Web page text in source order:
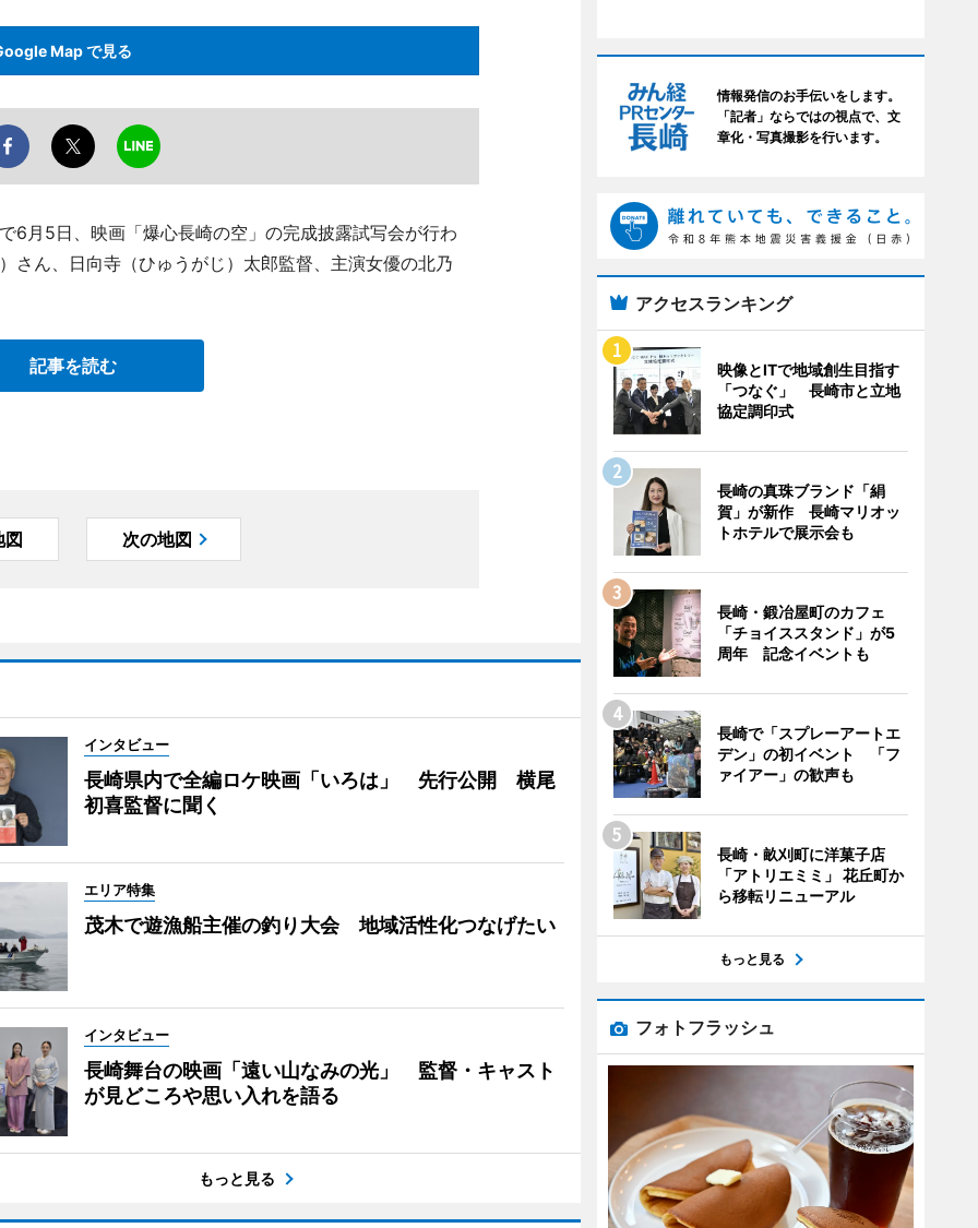
Map で見る
6月5日、映画「爆心長崎の空」の完成披露試写会が行わ
さん、日向寺（ひゅうがじ）太郎監督、主演女優の北乃
記事を読む
図 次の地図
インタビュー
長崎県内で全編ロケ映画「いろは」 先行公開 横尾
初喜監督に聞く
エリア特集
茂木で遊漁船主催の釣り大会 地域活性化つなげたい
インタビュー
長崎舞台の映画「遠い山なみの光」 監督・キャスト
が見どころや思い入れを語る
もっと見る
情報発信のお手伝いをします。
「記者」ならではの視点で、文
章化・写真撮影を行います。
アクセスランキング
映像とITで地域創生目指す
「つなぐ」 長崎市と立地
協定調印式
長崎の真珠ブランド「絹
賀」が新作 長崎マリオッ
トホテルで展示会も
長崎・鍛冶屋町のカフェ
「チョイススタンド」が5
周年 記念イベントも
長崎で「スプレーアートエ
デン」の初イベント 「フ
ァイアー」の歓声も
長崎・畝刈町に洋菓子店
「アトリエミミ」 花丘町か
ら移転リニューアル
もっと見る
フォトフラッシュ